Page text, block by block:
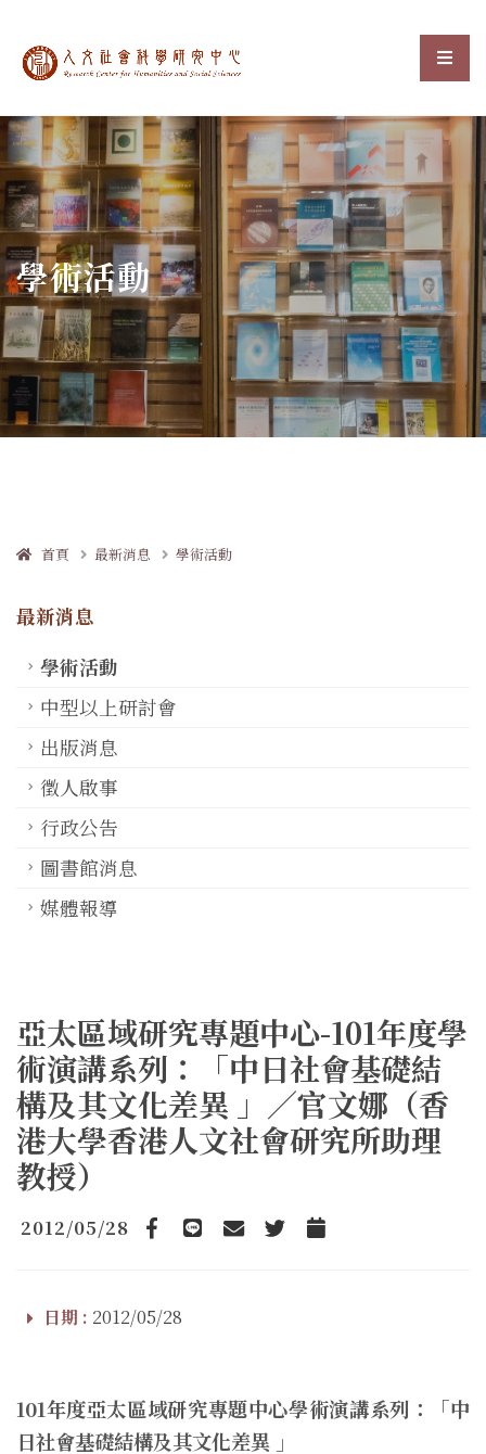
中央研究院人文社會科選
:::
學術活動
首頁 最新消息 學術活動
最新消息
學術活動
中型以上研討會
出版消息
徵人啟事
行政公告
圖書館消息
媒體報導
亞太區域研究專題中心-101年度學
術演講系列：「中日社會基礎結
構及其文化差異 」／官文娜（香
港大學香港人文社會研究所助理
教授）
2012/05/28
Facebook
line emailTwitterAdd to Calendar
日期 : 2012/05/28
101年度亞太區域研究專題中心學術演講系列：「中
日社會基礎結構及其文化差異 」